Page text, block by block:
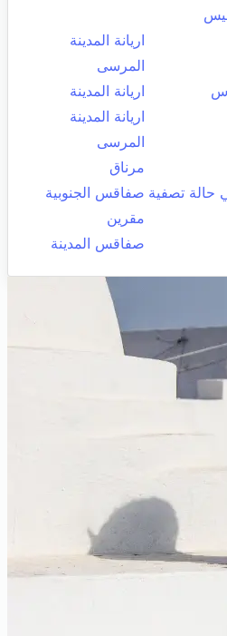
اريانة المدينة
المرسى
س
اريانة المدينة
اريانة المدينة
المرسى
مرناق
حالة تصفية صفاقس الجنوبية
مقرين
صفاقس المدينة